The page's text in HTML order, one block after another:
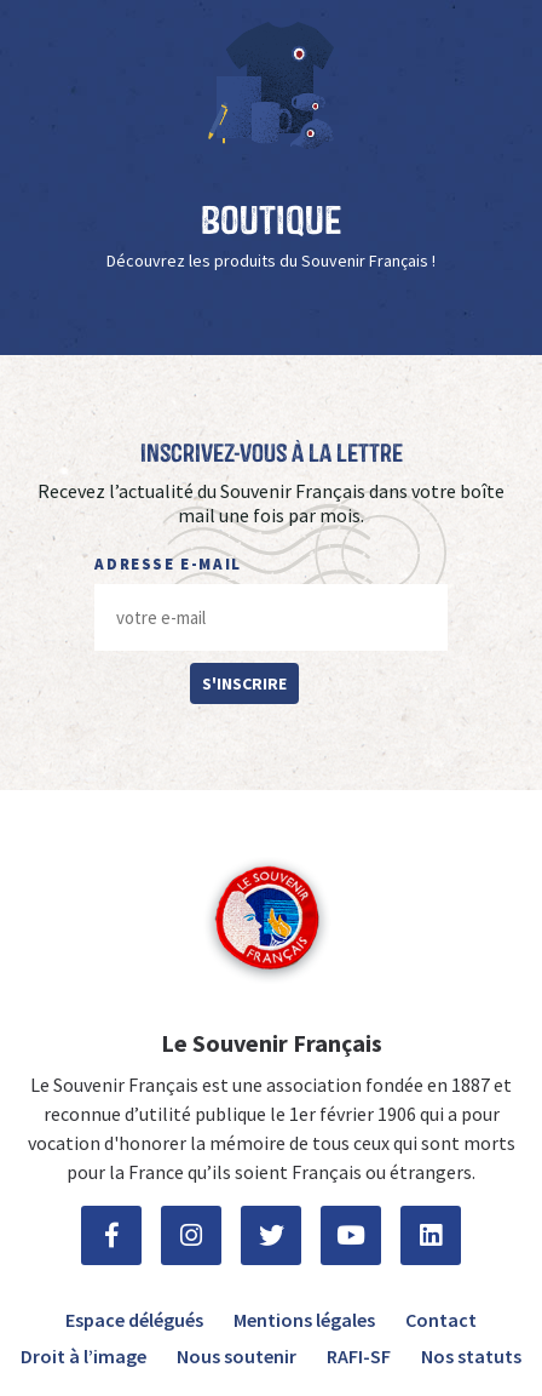
Boutique
Découvrez les produits du Souvenir Français !
Inscrivez-vous à La Lettre
Recevez l’actualité du Souvenir Français dans votre boîte
mail une fois par mois.
ADRESSE E-MAIL
S'INSCRIRE
Le Souvenir Français
Le Souvenir Français est une association fondée en 1887 et
reconnue d’utilité publique le 1er février 1906 qui a pour
vocation d'honorer la mémoire de tous ceux qui sont morts
pour la France qu’ils soient Français ou étrangers.
Espace délégués Mentions légales
Contact
Droit à l’image
Nous soutenir RAFI-SF Nos statuts